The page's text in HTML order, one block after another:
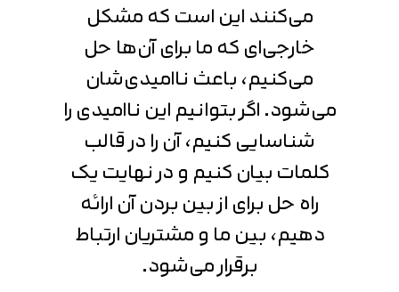
می‌کنند این است که مشکل
خارجی‌ای که ما برای آن‌ها حل
می‌کنیم، باعث ناامیدی‌شان
می‌شود. اگر بتوانیم این ناامیدی را
شناسایی کنیم، آن را در قالب
کلمات بیان کنیم و در نهایت یک
راه حل برای از بین بردن آن ارائه
دهیم، بین ما و مشتریان ارتباط
برقرار می‌شود.